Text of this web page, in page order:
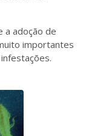
a adoção de
importantes